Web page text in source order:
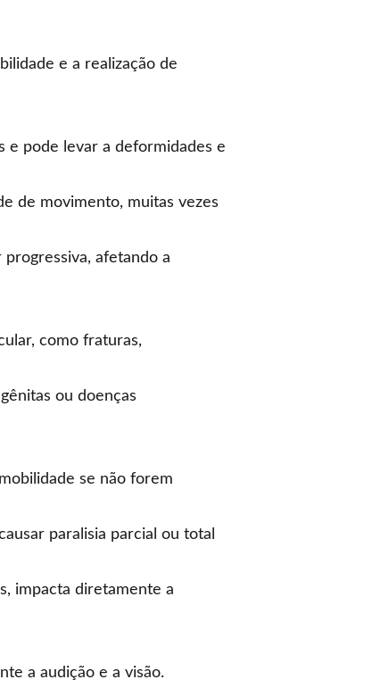
e a realização de
e pode levar a deformidades e
de movimento, muitas vezes
afetando a
como fraturas,
ou doenças
se não forem
paralisia parcial ou total
impacta diretamente a
a audição e a visão.